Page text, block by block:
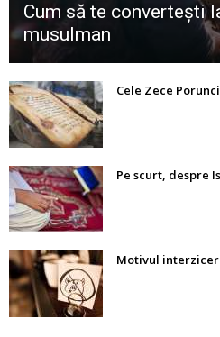
Cum să te convertești
musulman
Cele Zece
Pe scurt, despre
Motivul